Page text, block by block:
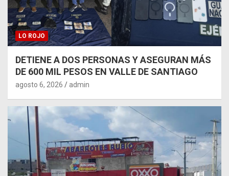
LO ROJO
DETIENE A DOS PERSONAS Y ASEGURAN MÁS
DE 600 MIL PESOS EN VALLE DE SANTIAGO
agosto 6, 2026 admin